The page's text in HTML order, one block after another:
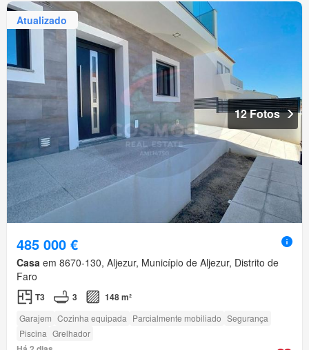
Atualizado
12 Fotos
485 000 €
Casa em 8670-130, Aljezur, Município de Aljezur, Distrito de
Faro
T3 3 148 m²
Garajem Cozinha equipada Parcialmente mobiliado Segurança
Piscina Grelhador